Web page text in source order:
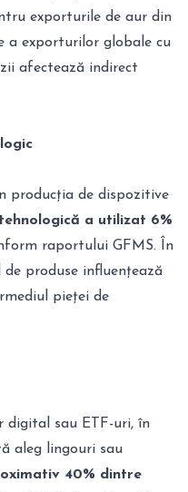
exporturile de aur din
a exporturilor globale cu
afectează indirect
producția de dispozitive
a utilizat 6%
raportului GFMS. În
produse influențează
pieței de
digital sau ETF-uri, în
aleg lingouri sau
40% dintre